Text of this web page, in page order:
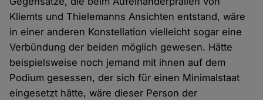
Kliemts und Thielemanns Ansichten entstand, wäre
in einer anderen Konstellation vielleicht sogar eine
Verbündung der beiden möglich gewesen. Hätte
beispielsweise noch jemand mit ihnen auf dem
Podium gesessen, der sich für einen Minimalstaat
eingesetzt hätte, wäre dieser Person der